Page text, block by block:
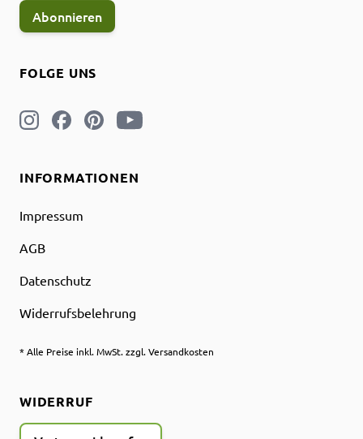
INFORMATIONEN
Impressum
AGB
Datenschutz
Widerrufsbelehrung
* Alle Preise inkl. MwSt. zzgl. Versandkosten
FOLGE UNS
Abonnieren
WIDERRUF